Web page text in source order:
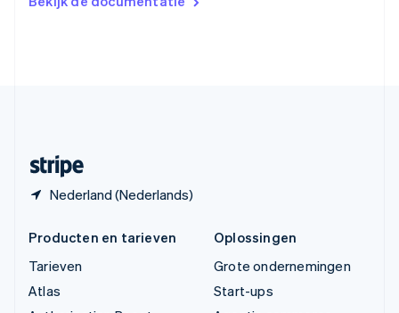
Nederland (Nederlands)
English
Producten en tarieven
Tarieven
Atlas
Oplossingen
Grote ondernemingen
Start-ups